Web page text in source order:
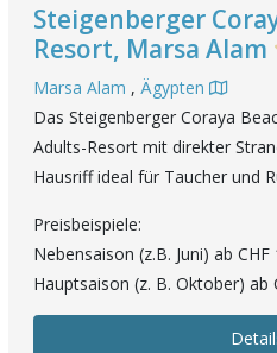
Steigenberger
Resort, Marsa Alam
Marsa Alam , Ägypten
Das Steigenberger Coraya
Adults-Resort mit direkter
Hausriff ideal für Taucher und
Preisbeispiele:
Nebensaison (z.B. Juni) ab
Hauptsaison (z. B. Oktober)